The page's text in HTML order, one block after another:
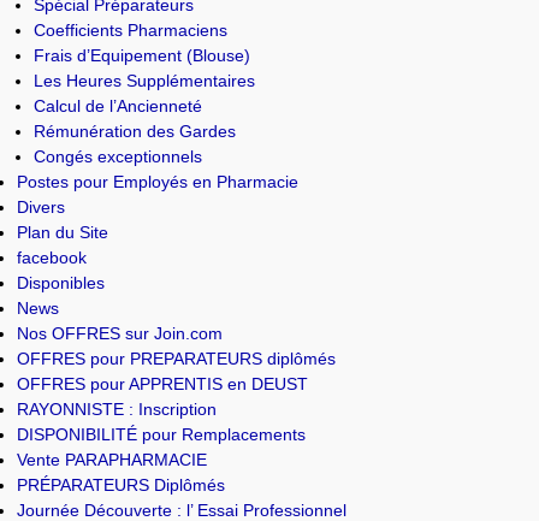
Spécial Préparateurs
Coefficients Pharmaciens
Frais d’Equipement (Blouse)
Les Heures Supplémentaires
Calcul de l’Ancienneté
Rémunération des Gardes
Congés exceptionnels
Postes pour Employés en Pharmacie
Divers
Plan du Site
facebook
Disponibles
News
Nos OFFRES sur Join.com
OFFRES pour PREPARATEURS diplômés
OFFRES pour APPRENTIS en DEUST
RAYONNISTE : Inscription
DISPONIBILITÉ pour Remplacements
Vente PARAPHARMACIE
PRÉPARATEURS Diplômés
Journée Découverte : l’ Essai Professionnel